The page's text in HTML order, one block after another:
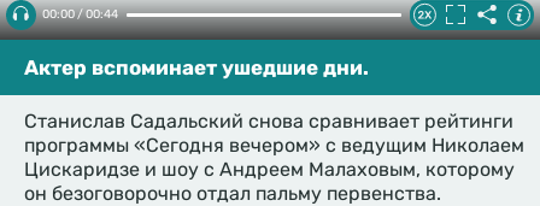
00:00 / 00:44
Актер вспоминает ушедшие дни.
Станислав Садальский снова сравнивает рейтинги
программы «Сегодня вечером» с ведущим Николаем
Цискаридзе и шоу с Андреем Малаховым, которому
он безоговорочно отдал пальму первенства.